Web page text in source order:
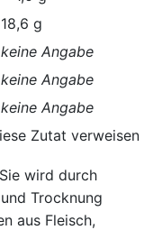
18,6 g
keine Angabe
keine Angabe
keine Angabe
Zutat verweisen.
wird durch
und Trocknung
aus Fleisch,